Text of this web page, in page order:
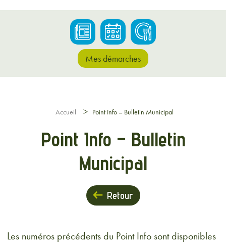
Mes démarches
Accueil > Point Info – Bulletin Municipal
Point Info – Bulletin
Municipal
Retour
Les numéros précédents du Point Info sont disponibles